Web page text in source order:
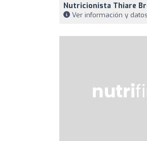
Nutricionista Thiare
Ver información y